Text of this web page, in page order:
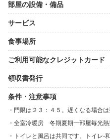
部屋の設備・備品
サービス
食事場所
ご利用可能なクレジットカード
領収書発行
条件・注意事項
門限は２３：４５。遅くなる場合は
全室冷暖房 冬期夏期一部屋毎光熱
トイレと風呂は共同です。トイレ